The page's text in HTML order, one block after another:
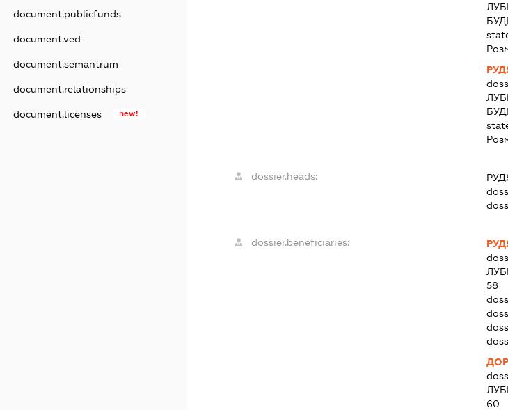
document.publicfunds
document.ved
document.semantrum
document.relationships
document.licenses new!
dossier.heads:
dossier.beneficiaries:
58
60